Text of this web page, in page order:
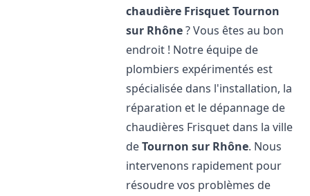
chaudière FrisquetTournon
sur Rhône? Vous êtes au bon
endroit ! Notre équipe de
plombiers expérimentés est
spécialisée dans l'installation, la
réparation et le dépannage de
chaudières Frisquet dans la ville
deTournon sur Rhône. Nous
intervenons rapidement pour
résoudre vos problèmes de